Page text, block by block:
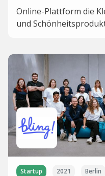
Online-Plattform die
und
Startup 2021 Berlin